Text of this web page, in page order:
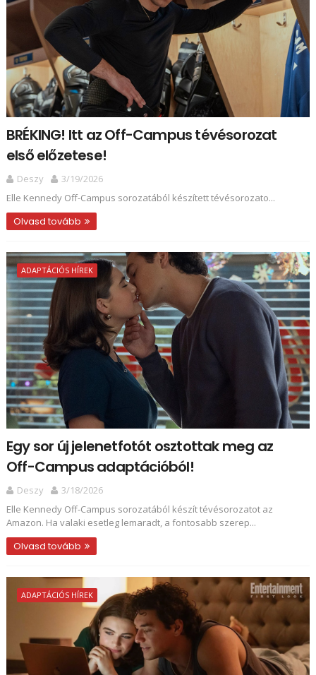
BRÉKING! Itt az Off-Campus tévésorozat
első előzetese!
Deszy
3/19/2026
Elle Kennedy Off-Campus sorozatából készített tévésorozato...
Olvasd tovább
ADAPTÁCIÓS HÍREK
Egy sor új jelenetfotót osztottak meg az
Off-Campus adaptációból!
Deszy
3/18/2026
Elle Kennedy Off-Campus sorozatából készít tévésorozatot az
Amazon. Ha valaki esetleg lemaradt, a fontosabb szerep...
Olvasd tovább
ADAPTÁCIÓS HÍREK